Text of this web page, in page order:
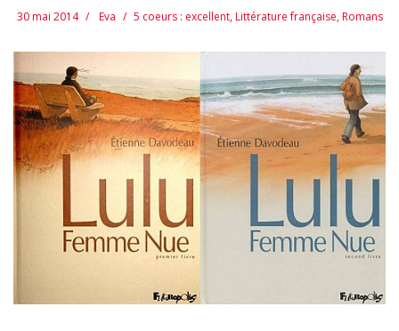
30 mai 2014 Eva 5 coeurs : excellent,Littérature française,Romans